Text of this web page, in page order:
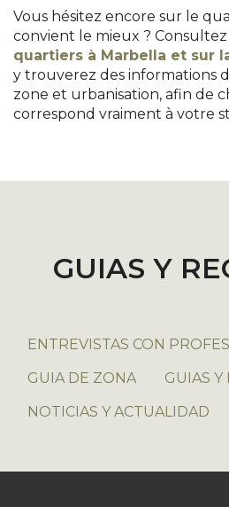
Vous hésitez encore sur le
convient le mieux ? Consultez
quartiers à Marbella et sur
y trouverez des informations
zone et urbanisation, afin de
correspond vraiment à votre
GUIAS Y
ENTREVISTAS CON
GUIA DE ZONA
GUIAS Y
NOTICIAS Y ACTUALIDAD